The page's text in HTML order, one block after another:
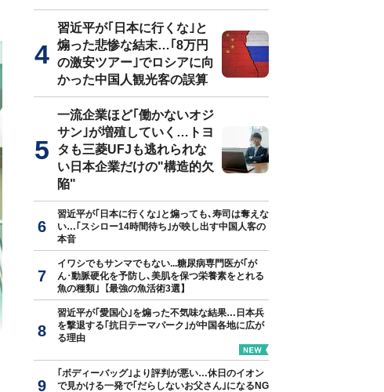
習近平が｢日本に行くな｣と
煽った悲惨な結末…｢8万円
の激安ツアー｣でロシアに向
かった中国人観光客の誤算
一流企業ほど｢働かないオジ
サン｣が増殖していく…トヨ
タも三菱UFJも逃れられな
い日本企業だけの"構造的欠
陥"
習近平が｢日本に行くな｣と煽っても､寿司は奪えな
い…｢スシロー14時間待ち｣が映し出す中国人客の
本音
イワシでもサンマでもない...糖尿病専門医が｢が
ん･動脈硬化を予防し､美肌を保つ栄養素をとれる
魚の種類｣【最強の魚活術3選】
習近平が｢愛国心｣を煽った不気味な結果…日本兵
を撃退する｢抗日テーマパーク｣が中国各地に広が
る理由
｢ボディーバッグ｣より評判が悪い…休日のイオン
で見かける一発で｢だらしないお父さん｣になるNG